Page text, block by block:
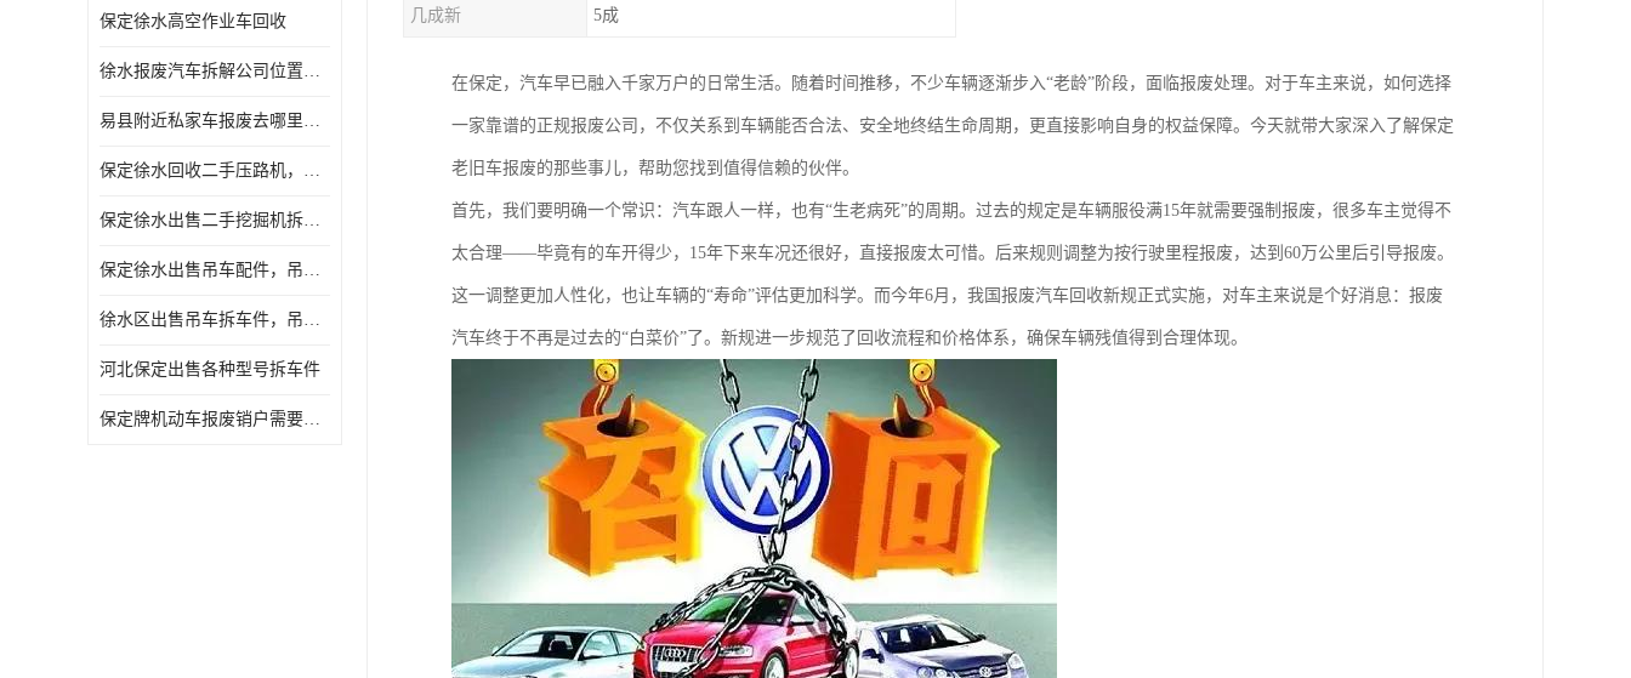
保定徐水高空作业车回收
徐水报废汽车拆解公司位置，出售二手拆车件发动机
易县附近私家车报废去哪里，咨询车辆销户流程电话
保定徐水回收二手压路机，压路机拆解市场在哪
保定徐水出售二手挖掘机拆车件，挖掘机配件，液压件出售
保定徐水出售吊车配件，吊车拆车件出售
徐水区出售吊车拆车件，吊车液压件，吊车发动机变速箱出售
河北保定出售各种型号拆车件
保定牌机动车报废销户需要带哪些手续，流程咨询
几成新 5成
在保定，汽车早已融入千家万户的日常生活。随着时间推移，不少车辆逐渐步入“老龄”阶段，面临报废处理。对于车主来说，如何选择
一家靠谱的正规报废公司，不仅关系到车辆能否合法、安全地终结生命周期，更直接影响自身的权益保障。今天就带大家深入了解保定
老旧车报废的那些事儿，帮助您找到值得信赖的伙伴。
首先，我们要明确一个常识：汽车跟人一样，也有“生老病死”的周期。过去的规定是车辆服役满15年就需要强制报废，很多车主觉得不
太合理——毕竟有的车开得少，15年下来车况还很好，直接报废太可惜。后来规则调整为按行驶里程报废，达到60万公里后引导报废。
这一调整更加人性化，也让车辆的“寿命”评估更加科学。而今年6月，我国报废汽车回收新规正式实施，对车主来说是个好消息：报废
汽车终于不再是过去的“白菜价”了。新规进一步规范了回收流程和价格体系，确保车辆残值得到合理体现。